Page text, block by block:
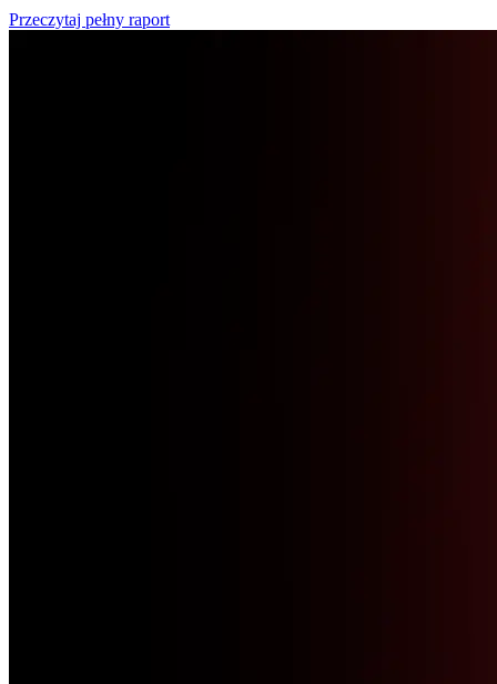
Przeczytaj pełny raport